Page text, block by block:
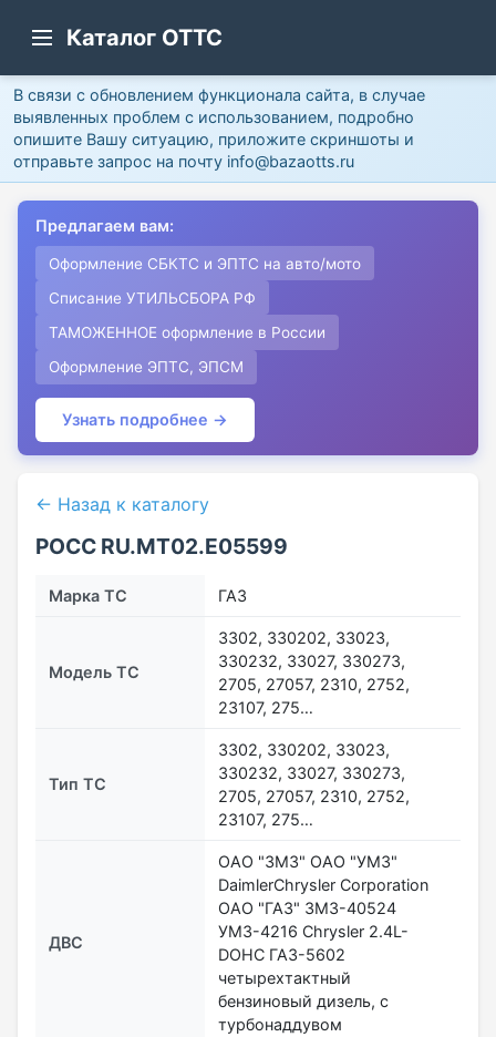
Каталог ОТТС
В связи с обновлением функционала сайта, в случае
выявленных проблем с использованием, подробно
опишите Вашу ситуацию, приложите скриншоты и
отправьте запрос на почту info@bazaotts.ru
Предлагаем вам:
Оформление СБКТС и ЭПТС на авто/мото
Списание УТИЛЬСБОРА РФ
ТАМОЖЕННОЕ оформление в России
Оформление ЭПТС, ЭПСМ
Узнать подробнее →
← Назад к каталогу
РОСС RU.МТ02.E05599
Марка ТС ГАЗ
Модель ТС
3302, 330202, 33023,
330232, 33027, 330273,
2705, 27057, 2310, 2752,
23107, 275…
Тип ТС
3302, 330202, 33023,
330232, 33027, 330273,
2705, 27057, 2310, 2752,
23107, 275…
ДВС
ОАО "ЗМЗ" ОАО "УМЗ"
DaimlerChrysler Corporation
ОАО "ГАЗ" ЗМЗ-40524
УМЗ-4216 Chrysler 2.4L-
DOHC ГАЗ-5602
четырехтактный
бензиновый дизель, с
турбонаддувом